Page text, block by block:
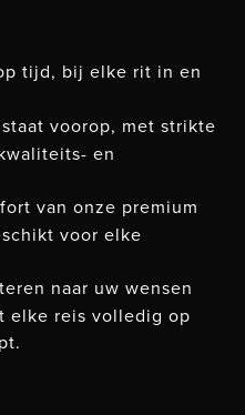
tijd, bij elke rit in en
voorop, met strikte
en
van onze premium
voor elke
naar uw wensen
elke reis volledig op